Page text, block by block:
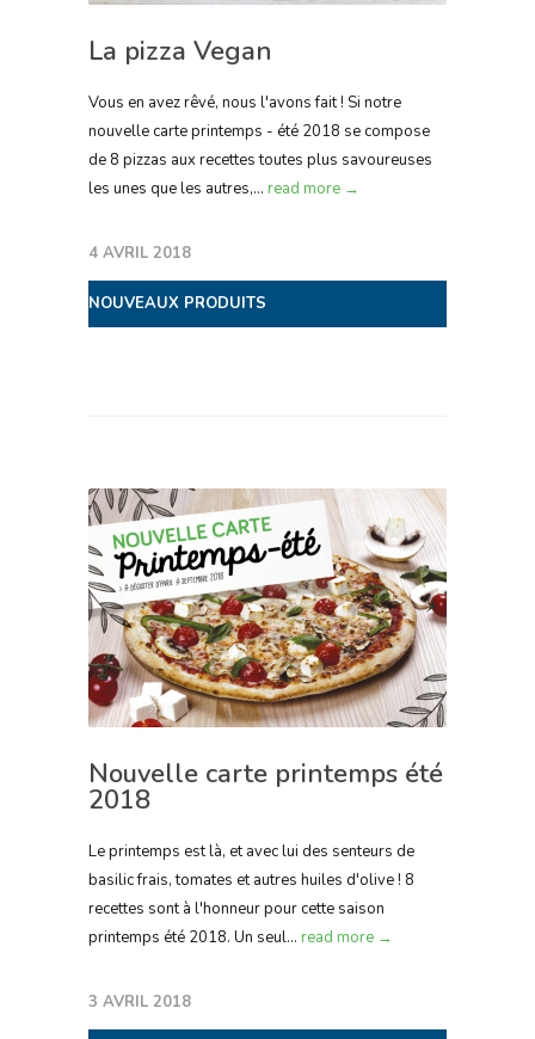
La pizza Vegan
Vous en avez rêvé, nous l'avons fait ! Si notre
nouvelle carte printemps - été 2018 se compose
de 8 pizzas aux recettes toutes plus savoureuses
les unes que les autres,... read more →
4 AVRIL 2018
NOUVEAUX PRODUITS
Nouvelle carte printemps été
2018
Le printemps est là, et avec lui des senteurs de
basilic frais, tomates et autres huiles d'olive ! 8
recettes sont à l'honneur pour cette saison
printemps été 2018. Un seul... read more →
3 AVRIL 2018